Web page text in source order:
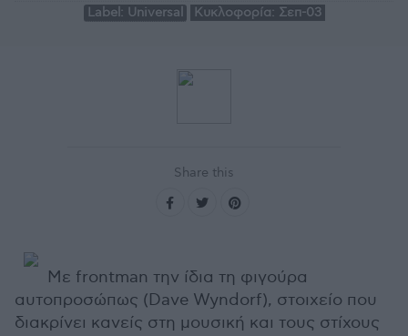
Label: Universal Κυκλοφορία: Σεπ-03
Share this
Με frontman την ίδια τη φιγούρα
αυτοπροσώπως (Dave Wyndorf), στοιχείο που
διακρίνει κανείς στη μουσική και τους στίχους